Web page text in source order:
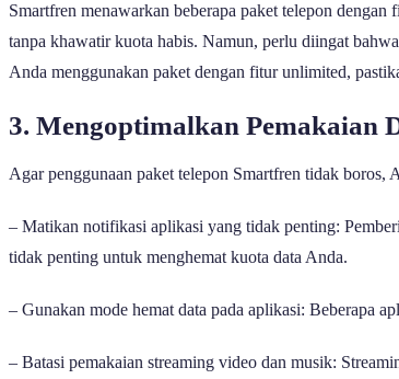
Smartfren menawarkan beberapa paket telepon
tanpa khawatir kuota habis. Namun, perlu diingat
Anda menggunakan paket dengan fitur unlimited,
3. Mengoptimalkan Pemakaian
Agar penggunaan paket telepon Smartfren tidak boros,
– Matikan notifikasi aplikasi yang tidak penting:
tidak penting untuk menghemat kuota data Anda.
– Gunakan mode hemat data pada aplikasi: Beberapa
– Batasi pemakaian streaming video dan musik: